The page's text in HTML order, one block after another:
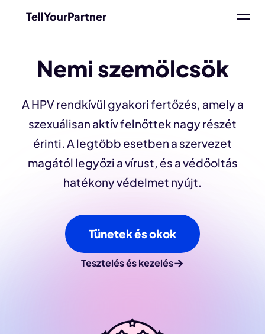
TellYourPartner
Nemi szemölcsök
A HPV rendkívül gyakori fertőzés, amely a
szexuálisan aktív felnőttek nagy részét
érinti. A legtöbb esetben a szervezet
magától legyőzi a vírust, és a védőoltás
hatékony védelmet nyújt.
Tünetek és okok
Tesztelés és kezelés→